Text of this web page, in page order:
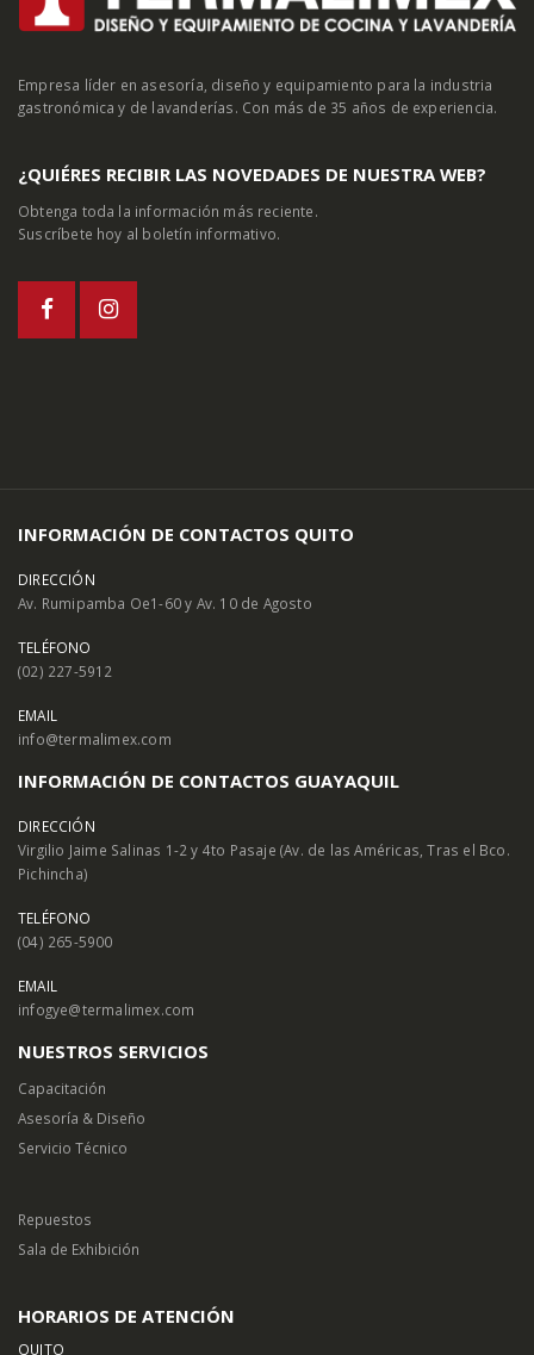
Empresa líder en asesoría, diseño y equipamiento para la industria
gastronómica y de lavanderías. Con más de 35 años de experiencia.
¿QUIÉRES RECIBIR LAS NOVEDADES DE NUESTRA WEB?
Obtenga toda la información más reciente.
Suscríbete hoy al boletín informativo.
INFORMACIÓN DE CONTACTOS QUITO
DIRECCIÓN
Av. Rumipamba Oe1-60 y Av. 10 de Agosto
TELÉFONO
(02) 227-5912
EMAIL
info@termalimex.com
INFORMACIÓN DE CONTACTOS GUAYAQUIL
DIRECCIÓN
Virgilio Jaime Salinas 1-2 y 4to Pasaje (Av. de las Américas, Tras el Bco.
Pichincha)
TELÉFONO
(04) 265-5900
EMAIL
infogye@termalimex.com
NUESTROS SERVICIOS
Capacitación
Asesoría & Diseño
Servicio Técnico
Repuestos
Sala de Exhibición
HORARIOS DE ATENCIÓN
QUITO